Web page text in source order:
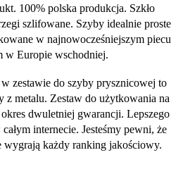
100% polska produkcja. Szkło
szlifowane. Szyby idealnie proste
w najnowocześniejszym piecu
w Europie wschodniej.
zestawie do szyby prysznicowej to
z metalu. Zestaw do użytkowania na
dwuletniej gwarancji. Lepszego
internecie. Jesteśmy pewni, że
wygrają każdy ranking jakościowy.